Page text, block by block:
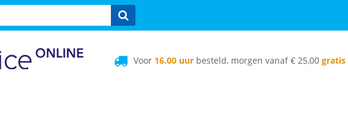
Voor 16.00 uur besteld, morgen vanaf € 25,00 gratis